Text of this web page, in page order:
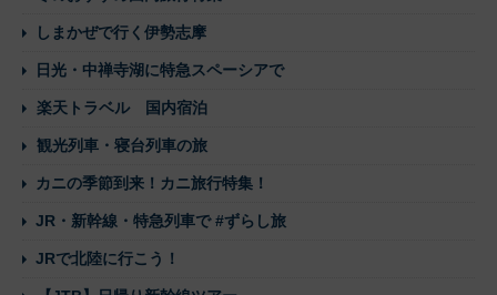
しまかぜで行く伊勢志摩
日光・中禅寺湖に特急スペーシアで
楽天トラベル 国内宿泊
観光列車・寝台列車の旅
カニの季節到来！カニ旅行特集！
JR・新幹線・特急列車で #ずらし旅
JRで北陸に行こう！